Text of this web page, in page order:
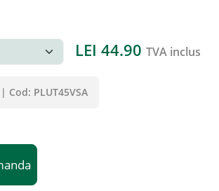
LEI 44.90 TVA inclus
| Cod: PLUT45VSA